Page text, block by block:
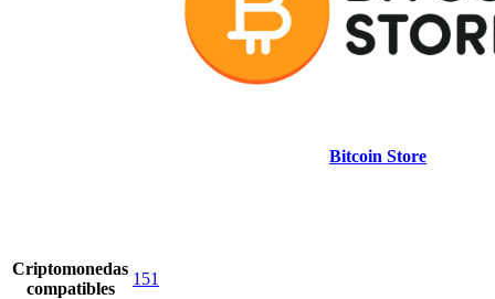
Bitcoin Store
Criptomonedas
compatibles
151